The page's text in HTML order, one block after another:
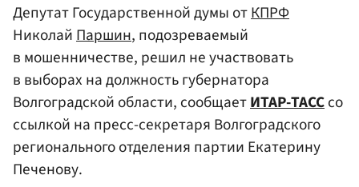
Депутат Государственной думы отКПРФ
НиколайПаршин, подозреваемый
в мошенничестве, решил не участвовать
в выборах на должность губернатора
Волгоградской области, сообщаетИТАР-ТАССсо
ссылкой на пресс-секретаря Волгоградского
регионального отделения партии Екатерину
Печенову.